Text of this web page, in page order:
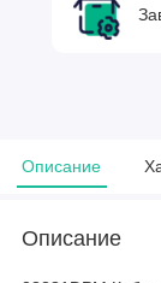
Описание
Описание